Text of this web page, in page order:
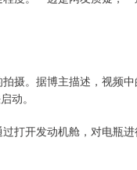
摄。据博主描述，视频
动。
打开发动机舱，对电瓶